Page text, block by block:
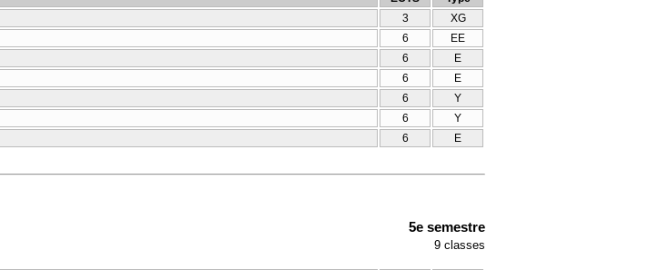
3
XG
6
EE
6
E
6
E
6
Y
6
Y
6 E
5e semestre
9 classes